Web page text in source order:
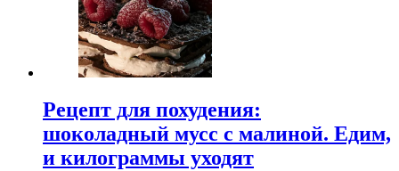
Рецепт для похудения:
шоколадный мусс с малиной. Едим,
и килограммы уходят